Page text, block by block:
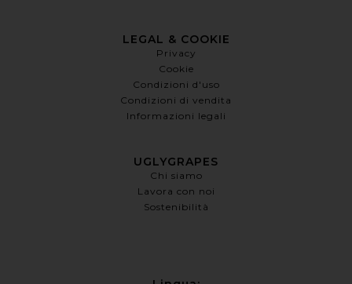
LEGAL & COOKIE
Privacy
Cookie
Condizioni d'uso
Condizioni di vendita
Informazioni legali
UGLYGRAPES
Chi siamo
Lavora con noi
Sostenibilità